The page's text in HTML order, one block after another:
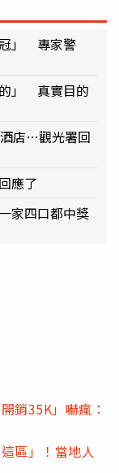
冠」 專家警
」 真實目的
店…觀光署回
應了
家四口都中獎
銷35K」嚇瘋：
區」！當地人